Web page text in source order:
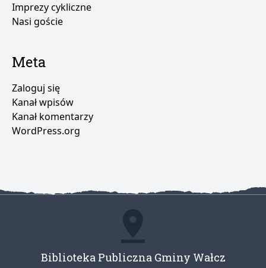
Imprezy cykliczne
Nasi goście
Meta
Zaloguj się
Kanał wpisów
Kanał komentarzy
WordPress.org
Biblioteka Publiczna Gminy Wałcz